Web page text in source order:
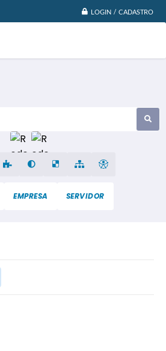
LOGIN / CADASTRO
EMPRESA SERVIDOR